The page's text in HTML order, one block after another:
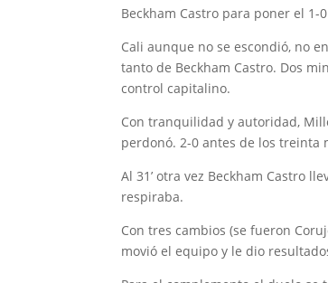
Beckham Castro para poner el 1-0
Cali aunque no se escondió, no
tanto de Beckham Castro. Dos
control capitalino.
Con tranquilidad y autoridad,
perdonó. 2-0 antes de los treinta
Al 31’ otra vez Beckham Castro
respiraba.
Con tres cambios (se fueron
movió el equipo y le dio